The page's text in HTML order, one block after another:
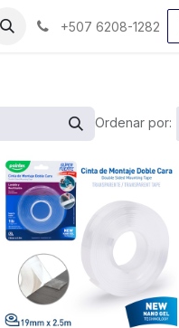
+507 6208-1282
Ordenar por: